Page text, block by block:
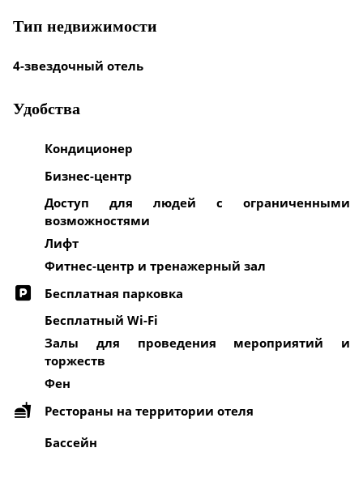
Тип недвижимости
4-звездочный отель
Удобства
Кондиционер
Бизнес-центр
Доступ для людей с ограниченными
возможностями
Лифт
Фитнес-центр и тренажерный зал
Бесплатная парковка
Бесплатный Wi-Fi
Залы для проведения мероприятий и
торжеств
Фен
Рестораны на территории отеля
Бассейн